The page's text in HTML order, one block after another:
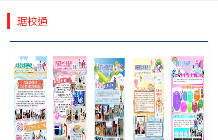
琚校通